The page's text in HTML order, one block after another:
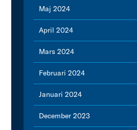
Maj 2024
April 2024
Mars 2024
Februari 2024
Januari 2024
December 2023